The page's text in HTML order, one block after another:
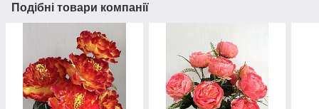
Подібні товари компанії